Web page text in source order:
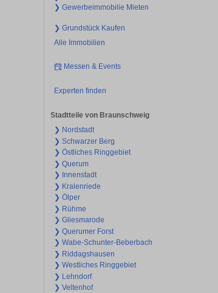
❯ Gewerbeimmobilie Mieten
❯ Grundstück Kaufen
Alle Immobilien
Messen & Events
Experten finden
Stadtteile von Braunschweig
❯ Nordstadt
❯ Schwarzer Berg
❯ Östliches Ringgebiet
❯ Querum
❯ Innenstadt
❯ Kralenriede
❯ Ölper
❯ Rühme
❯ Gliesmarode
❯ Querumer Forst
❯ Wabe-Schunter-Beberbach
❯ Riddagshausen
❯ Westliches Ringgebiet
❯ Lehndorf
❯ Veltenhof